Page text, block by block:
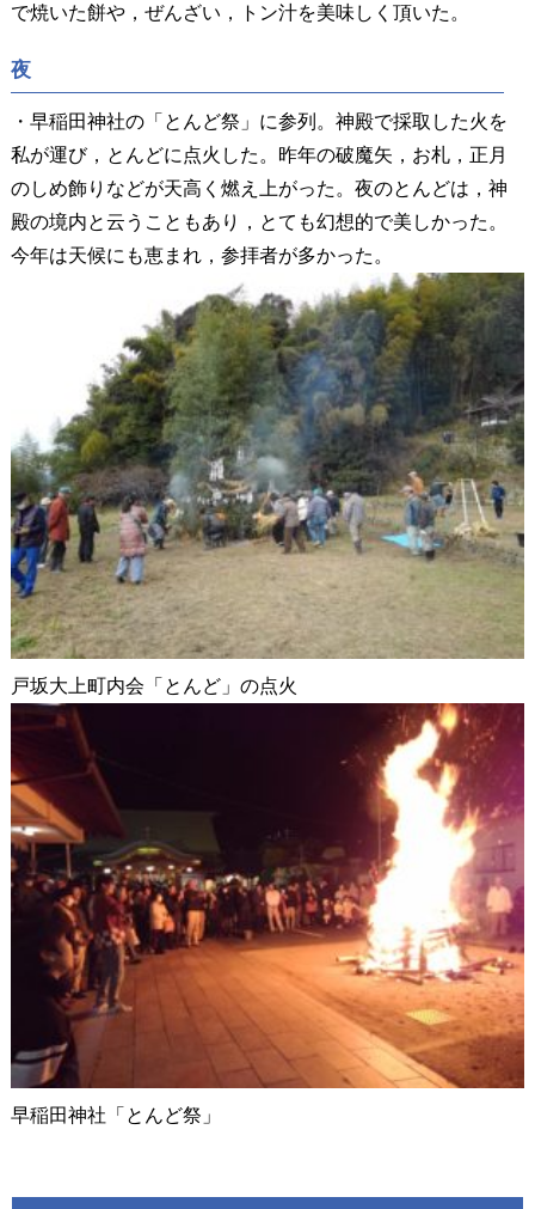
で焼いた餅や，ぜんざい，トン汁を美味しく頂いた。
夜
・早稲田神社の「とんど祭」に参列。神殿で採取した火を
私が運び，とんどに点火した。昨年の破魔矢，お札，正月
のしめ飾りなどが天高く燃え上がった。夜のとんどは，神
殿の境内と云うこともあり，とても幻想的で美しかった。
今年は天候にも恵まれ，参拝者が多かった。
戸坂大上町内会「とんど」の点火
早稲田神社「とんど祭」